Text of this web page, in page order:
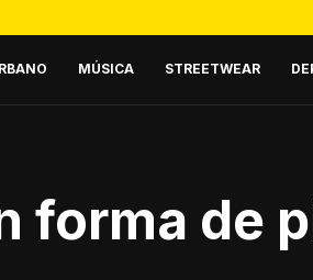
MÚSICA STREETWEAR
forma de